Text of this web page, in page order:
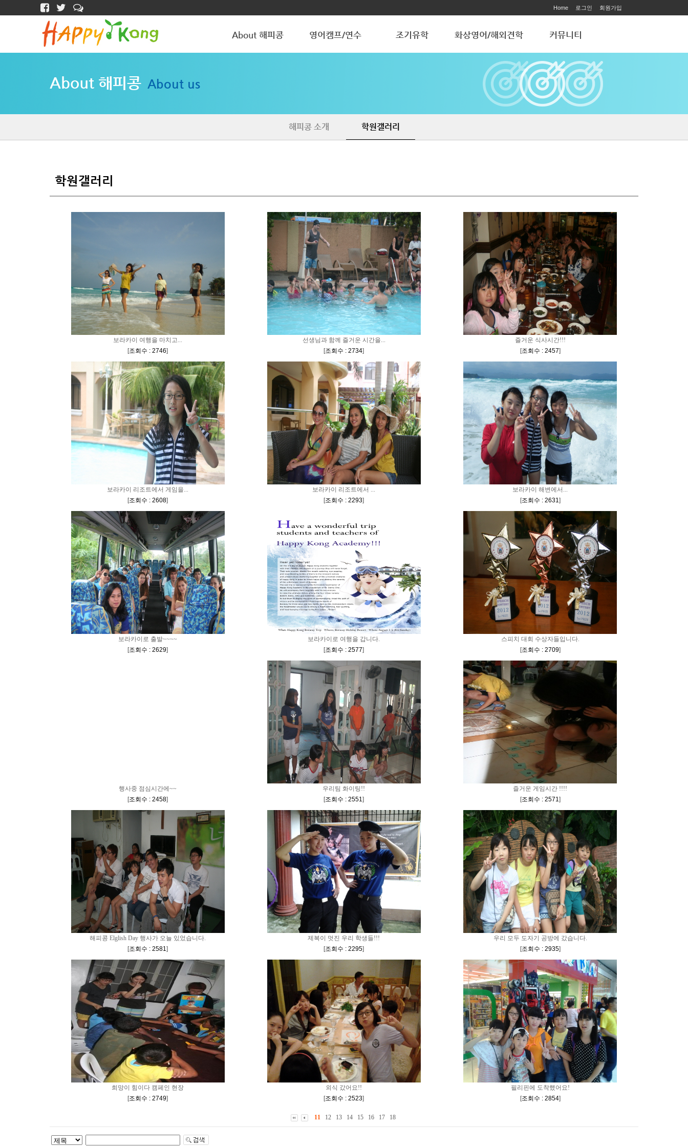
Home 로그인 회원가입
About 해피콩 영어캠프/연수 조기유학 화상영어/해외견학
해외 학습견학
커뮤니티
공지사항
ART ACADEMY
About 해피콩 About us
해피콩 소개 학원갤러리
학원갤러리
보라카이 여행을 마치고...
[조회수 : 2746]
선생님과 함께 즐거운 시간을...
[조회수 : 2734]
즐거운 식사시간!!!
[조회수 : 2457]
보라카이 리조트에서 게임을...
[조회수 : 2608]
보라카이 리조트에서 ...
[조회수 : 2293]
보라카이 해변에서...
[조회수 : 2631]
보라카이로 출발~~~~
[조회수 : 2629]
보라카이로 여행을 갑니다.
[조회수 : 2577]
스피치 대회 수상자들입니다.
[조회수 : 2709]
행사중 점심시간에~~
[조회수 : 2458]
우리팀 화이팅!!
[조회수 : 2551]
즐거운 게임시간 !!!!
[조회수 : 2571]
해피콩 Elglish Day 행사가 오늘 있었습니다.
[조회수 : 2581]
제복이 멋진 우리 학생들!!!
[조회수 : 2295]
우리 모두 도자기 공방에 갔습니다.
[조회수 : 2935]
희망이 힘이다 캠페인 현장
[조회수 : 2749]
외식 갔어요!!
[조회수 : 2523]
필리핀에 도착했어요!
[조회수 : 2854]
11 12 13 14 15 16 17 18